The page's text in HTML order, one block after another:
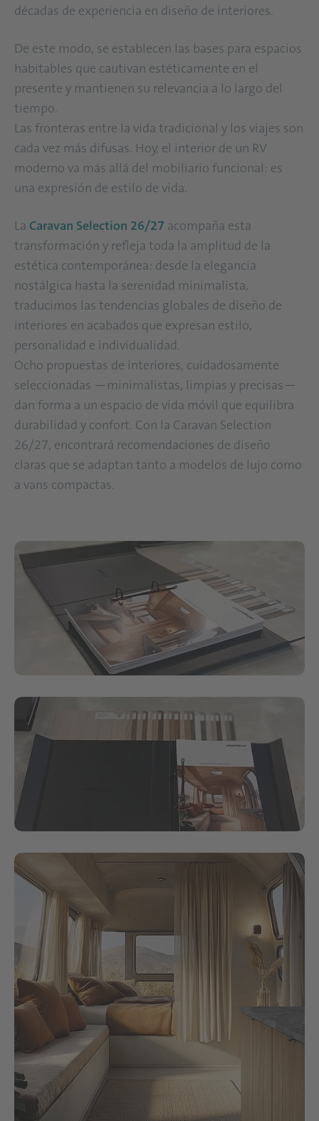
décadas de experiencia en diseño de interiores.
De este modo, se establecen las bases para espacios
habitables que cautivan estéticamente en el
presente y mantienen su relevancia a lo largo del
tiempo.
Las fronteras entre la vida tradicional y los viajes son
cada vez más difusas. Hoy, el interior de un RV
moderno va más allá del mobiliario funcional: es
una expresión de estilo de vida.
La Caravan Selection 26/27 acompaña esta
transformación y refleja toda la amplitud de la
estética contemporánea: desde la elegancia
nostálgica hasta la serenidad minimalista,
traducimos las tendencias globales de diseño de
interiores en acabados que expresan estilo,
personalidad e individualidad.
Ocho propuestas de interiores, cuidadosamente
seleccionadas —minimalistas, limpias y precisas—
dan forma a un espacio de vida móvil que equilibra
durabilidad y confort. Con la Caravan Selection
26/27, encontrará recomendaciones de diseño
claras que se adaptan tanto a modelos de lujo como
a vans compactas.